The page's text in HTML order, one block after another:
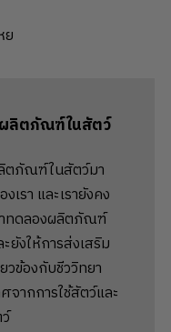
ย
ลิตภัณฑ์ในสัตว์
ตภัณฑ์ในสัตว์มา
เรา และเรายังคง
าทดลองผลิตภัณฑ์
ยังให้การส่งเสริม
ข้องกับชีววิทยา
ากการใช้สัตว์และ